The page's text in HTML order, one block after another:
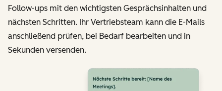
Follow-ups mit den wichtigsten Gesprächsinhalten und
nächsten Schritten. Ihr Vertriebsteam kann die E-Mails
anschließend prüfen, bei Bedarf bearbeiten und in
Sekunden versenden.